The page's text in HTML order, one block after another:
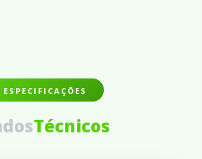
ESPECIFICAÇÕES
Técnicos